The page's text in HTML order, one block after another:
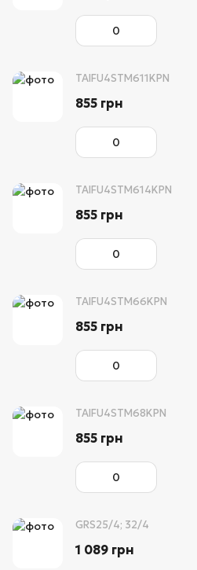
TAIFU4STM611KPN
855 грн
TAIFU4STM614KPN
855 грн
TAIFU4STM66KPN
855 грн
TAIFU4STM68KPN
855 грн
GRS25/4; 32/4
1 089 грн